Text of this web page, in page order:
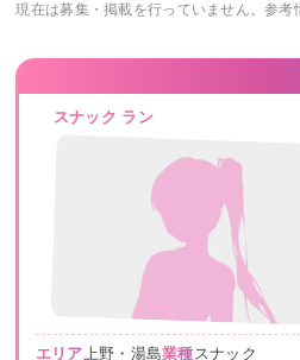
現在は募集・掲載を行っていません。参考
スナック ラン
エリア 上野・湯島業種 スナック